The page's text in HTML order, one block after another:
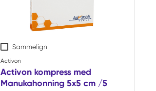
Sammelign
Activon
Activon kompress med
Manukahonning 5x5 cm /5